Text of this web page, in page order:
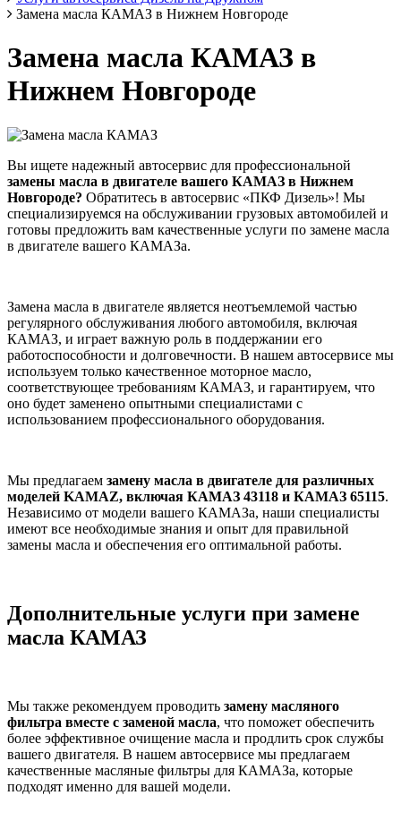
Замена масла КАМАЗ в Нижнем Новгороде
Замена масла КАМАЗ в
Нижнем Новгороде
Вы ищете надежный автосервис для профессиональной
замены масла в двигателе вашего КАМАЗ в Нижнем
Новгороде? Обратитесь в автосервис «ПКФ Дизель»! Мы
специализируемся на обслуживании грузовых автомобилей и
готовы предложить вам качественные услуги по замене масла
в двигателе вашего КАМАЗа.
Замена масла в двигателе является неотъемлемой частью
регулярного обслуживания любого автомобиля, включая
КАМАЗ, и играет важную роль в поддержании его
работоспособности и долговечности. В нашем автосервисе мы
используем только качественное моторное масло,
соответствующее требованиям КАМАЗ, и гарантируем, что
оно будет заменено опытными специалистами с
использованием профессионального оборудования.
Мы предлагаем замену масла в двигателе для различных
моделей KAMAZ, включая КАМАЗ 43118 и КАМАЗ 65115.
Независимо от модели вашего КАМАЗа, наши специалисты
имеют все необходимые знания и опыт для правильной
замены масла и обеспечения его оптимальной работы.
Дополнительные услуги при замене
масла КАМАЗ
Мы также рекомендуем проводить замену масляного
фильтра вместе с заменой масла, что поможет обеспечить
более эффективное очищение масла и продлить срок службы
вашего двигателя. В нашем автосервисе мы предлагаем
качественные масляные фильтры для КАМАЗа, которые
подходят именно для вашей модели.